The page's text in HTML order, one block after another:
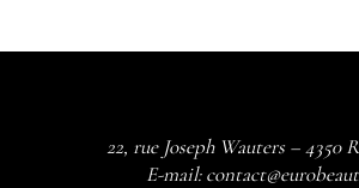
22, rue Joseph Wauters – 4350
E-mail: